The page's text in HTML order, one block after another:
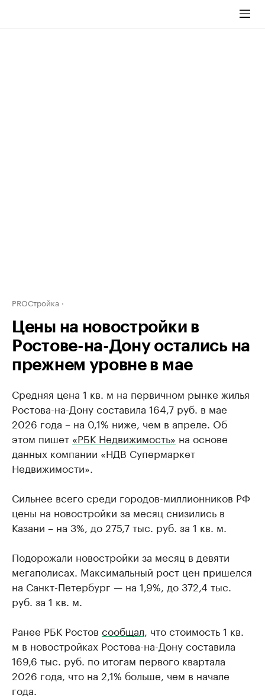
PROСтройка
Цены на новостройки в
Ростове-на-Дону остались на
прежнем уровне в мае
Средняя цена 1 кв. м на первичном рынке жилья
Ростова-на-Дону составила 164,7 руб. в мае
2026 года – на 0,1% ниже, чем в апреле. Об
этом пишет «РБК Недвижимость» на основе
данных компании «НДВ Супермаркет
Недвижимости».
Сильнее всего среди городов-миллионников РФ
цены на новостройки за месяц снизились в
Казани – на 3%, до 275,7 тыс. руб. за 1 кв. м.
Подорожали новостройки за месяц в девяти
мегаполисах. Максимальный рост цен пришелся
на Санкт-Петербург — на 1,9%, до 372,4 тыс.
руб. за 1 кв. м.
Ранее РБК Ростов сообщал , что стоимость 1 кв.
м в новостройках Ростова-на-Дону составила
169,6 тыс. руб. по итогам первого квартала
2026 года, что на 2,1% больше, чем в начале
года.